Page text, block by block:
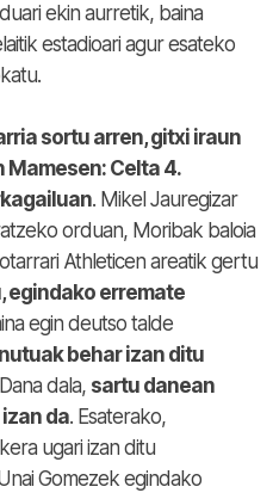
ekin aurretik, baina
estadioari agur esateko
sortu arren, gitxi iraun
Mamesen: Celta 4.
. Mikel Jauregizar
orduan, Moribak baloia
Athleticen areatik gertu
egindako erremate
egin deutso talde
behar izan ditu
dala, sartu danean
da. Esaterako,
ugari izan ditu
Gomezek egindako